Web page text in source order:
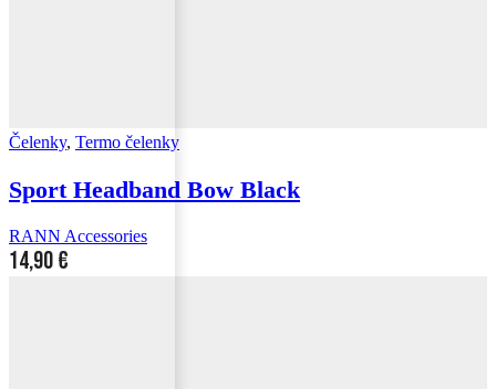
Čelenky, Termo čelenky
Sport Headband Bow Black
RANN Accessories
14,90€